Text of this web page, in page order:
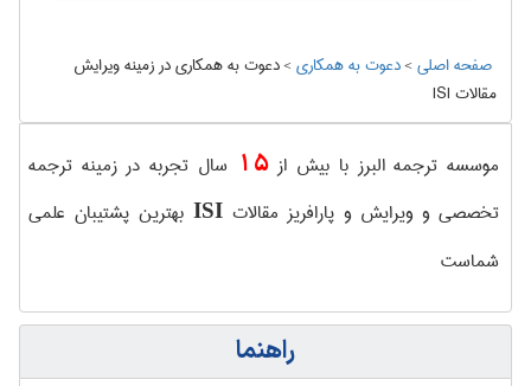
صفحه اصلی>دعوت به همکاری>دعوت به همكاری در زمینه ویرایش
مقالات ISI
موسسه ترجمه البرز با بیش از15 سال تجربه در زمینه ترجمه
تخصصی و ویرایش و پارافریز مقالاتISI بهترین پشتیبان علمی
شماست
راهنما